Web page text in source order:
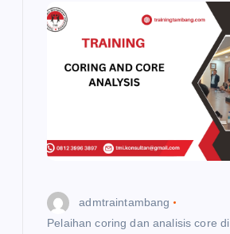
admtraintambang
Pelaihan coring dan analisis core